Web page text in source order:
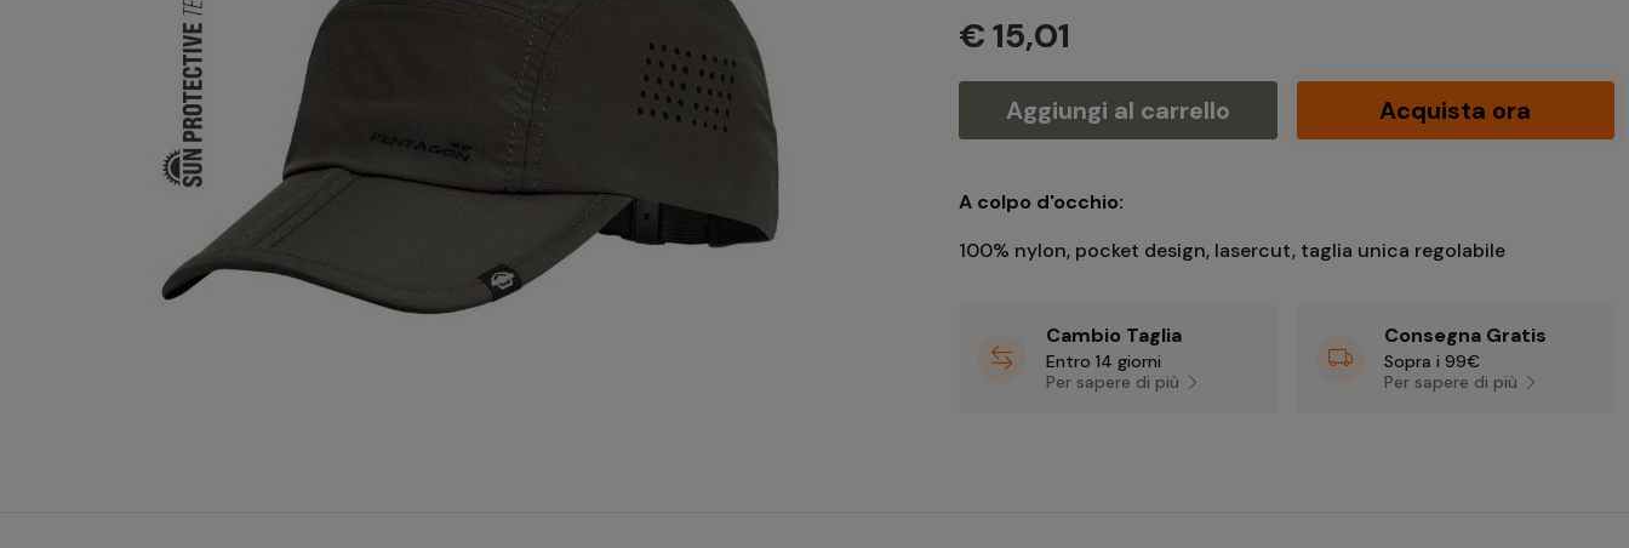
€ 15,01
Aggiungi al carrello Acquista ora
A colpo d'occhio:
100% nylon, pocket design, lasercut, taglia unica regolabile
Cambio Taglia
Entro 14 giorni
Per sapere di più
Consegna Gratis
Sopra i 99€
Per sapere di più